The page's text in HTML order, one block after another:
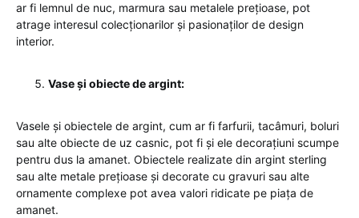
ar fi lemnul de nuc, marmura sau metalele prețioase, pot
atrage interesul colecționarilor și pasionaților de design
interior.
Vase și obiecte de argint:
Vasele și obiectele de argint, cum ar fi farfurii, tacâmuri, boluri
sau alte obiecte de uz casnic, pot fi și ele decorațiuni scumpe
pentru dus la amanet. Obiectele realizate din argint sterling
sau alte metale prețioase și decorate cu gravuri sau alte
ornamente complexe pot avea valori ridicate pe piața de
amanet.